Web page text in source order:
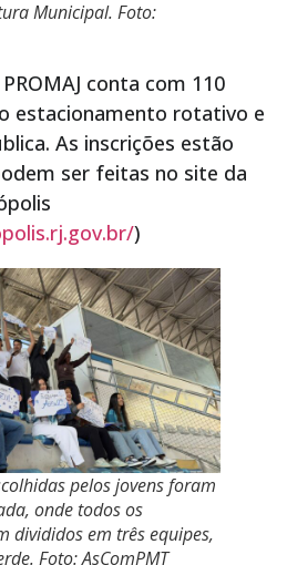
Municipal. Foto:
conta com 110
estacionamento rotativo e
As inscrições estão
ser feitas no site da
)
pelos jovens foram
onde todos os
divididos em três equipes,
Foto: AsComPMT